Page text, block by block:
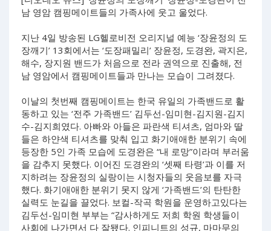
남 영암 캠핑메이트들의 가족사에 웃고 울었다.
지난 4일 방송된 LG헬로비전 오리지널 예능 ‘장윤정의 도
장깨기’ 13회에서는 ‘도장패밀리’ 장윤정, 도경완, 곽지은,
해수, 장지원 밴드가 처음으로 전라 권역으로 진출해, 전
남 영암에서 캠핑메이트들과 만나는 모습이 그려졌다.
이날의 첫번째 캠핑메이트는 한국 유일의 가족밴드로 활
동하고 있는 ‘전주 가족밴드’ 김두선-임미현-김지원-김지
수-김지희였다. 아빠와 아들은 파란색 티셔츠, 엄마와 딸
들은 하얀색 티셔츠를 맞춰 입고 화기애애한 분위기 속에
등장한 5인 가족 모습에 도경완은 “내 로망”이라며 부러움
을 감추지 못했다. 이어진 도경완의 ‘셋째 타령’과 이를 저
지하려는 장윤정의 실랑이는 시청자들의 웃음보를 자극
했다. 화기애애한 분위기 못지 않게 ‘가족밴드’의 탄탄한
실력도 눈길을 끌었다. 보컬-작곡 학원을 운영하고있다는
김두선-임미현 부부는 “감사하게도 저희 학원 학생들이
사회에 나가면서 다 잘됐다. 인피니트의 성규, 마마무의